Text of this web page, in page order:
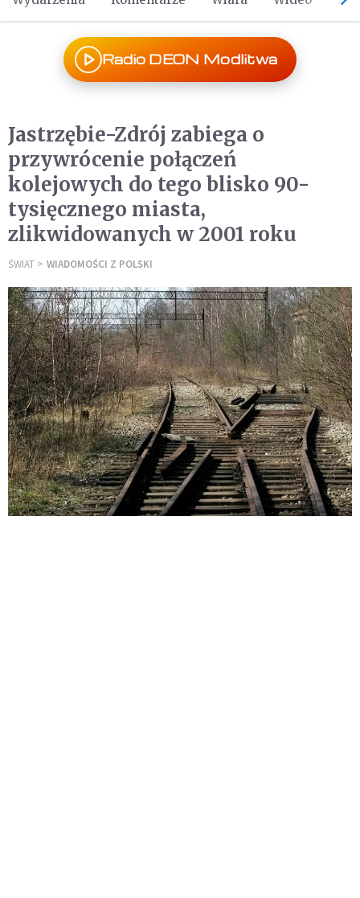
Radio DEON Modlitwa
Jastrzębie-Zdrój zabiega o
przywrócenie połączeń
kolejowych do tego blisko 90-
tysięcznego miasta,
zlikwidowanych w 2001 roku
ŚWIAT WIADOMOŚCI Z POLSKI